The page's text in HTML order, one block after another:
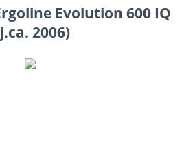
Evolution 600 IQ
2006)